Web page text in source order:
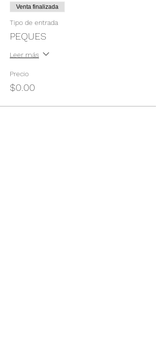
Venta finalizada
Tipo de entrada
PEQUES
Leer más
Precio
$0.00